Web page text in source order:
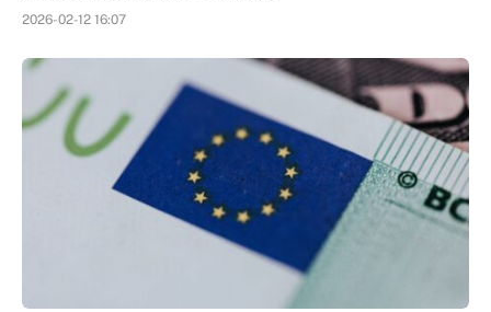
2026-02-12 16:07